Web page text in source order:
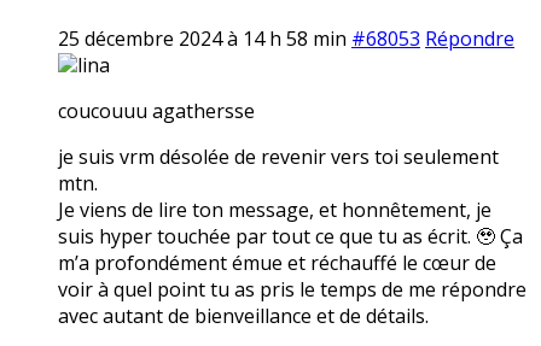
25 décembre 2024 à 14 h 58 min #68053 Répondre
lina
coucouuu agathersse
je suis vrm désolée de revenir vers toi seulement
mtn.
Je viens de lire ton message, et honnêtement, je
suis hyper touchée par tout ce que tu as écrit. 🥹 Ça
m’a profondément émue et réchauffé le cœur de
voir à quel point tu as pris le temps de me répondre
avec autant de bienveillance et de détails.